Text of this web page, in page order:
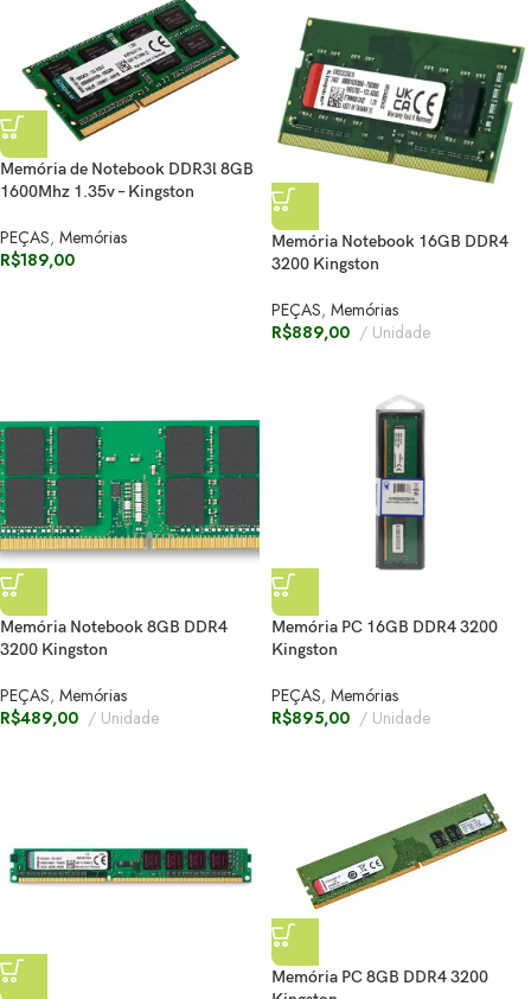
Memória de Notebook DDR3l 8GB
1600Mhz 1.35v – Kingston
PEÇAS, Memórias
R$189,00
Memória Notebook 16GB DDR4
3200 Kingston
PEÇAS, Memórias
R$889,00 Unidade
Memória Notebook 8GB DDR4
3200 Kingston
PEÇAS, Memórias
R$489,00 Unidade
Memória PC 16GB DDR4 3200
Kingston
PEÇAS, Memórias
R$895,00 Unidade
Memória PC 8GB DDR4 3200